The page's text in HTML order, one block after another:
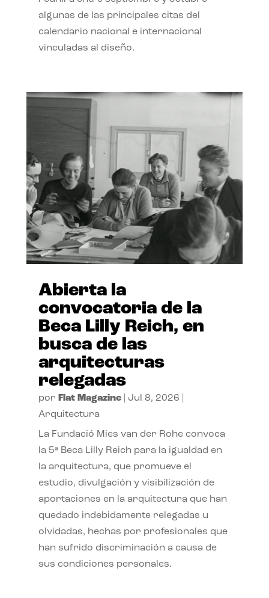
algunas de las principales citas del
calendario nacional e internacional
vinculadas al diseño.
Abierta la
convocatoria de la
Beca Lilly Reich, en
busca de las
arquitecturas
relegadas
por Flat Magazine| Jul 8, 2026
Arquitectura
La Fundació Mies van der Rohe convoca
la 5ª Beca Lilly Reich para la igualdad en
la arquitectura, que promueve el
estudio, divulgación y visibilización de
aportaciones en la arquitectura que han
quedado indebidamente relegadas u
olvidadas, hechas por profesionales que
han sufrido discriminación a causa de
sus condiciones personales.